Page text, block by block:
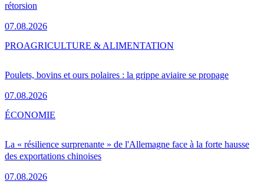
rétorsion
07.08.2026
Poulets, bovins et ours polaires : la grippe aviaire se propage
07.08.2026
PROAGRICULTURE & ALIMENTATION
La « résilience surprenante » de l'Allemagne face à la forte hausse
des exportations chinoises
07.08.2026
ÉCONOMIE